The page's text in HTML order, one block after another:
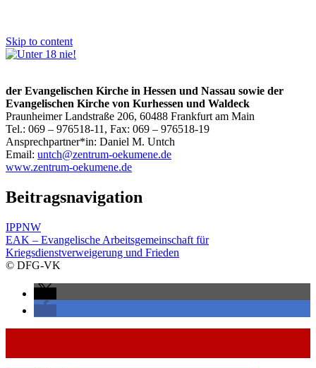
Skip to content
der Evangelischen Kirche in Hessen und Nassau sowie der
Evangelischen Kirche von Kurhessen und Waldeck
Praunheimer Landstraße 206, 60488 Frankfurt am Main
Tel.: 069 – 976518-11, Fax: 069 – 976518-19
Ansprechpartner*in: Daniel M. Untch
Email: untch@zentrum-oekumene.de
www.zentrum-oekumene.de
Beitragsnavigation
IPPNW
EAK – Evangelische Arbeitsgemeinschaft für
Kriegsdienstverweigerung und Frieden
© DFG-VK